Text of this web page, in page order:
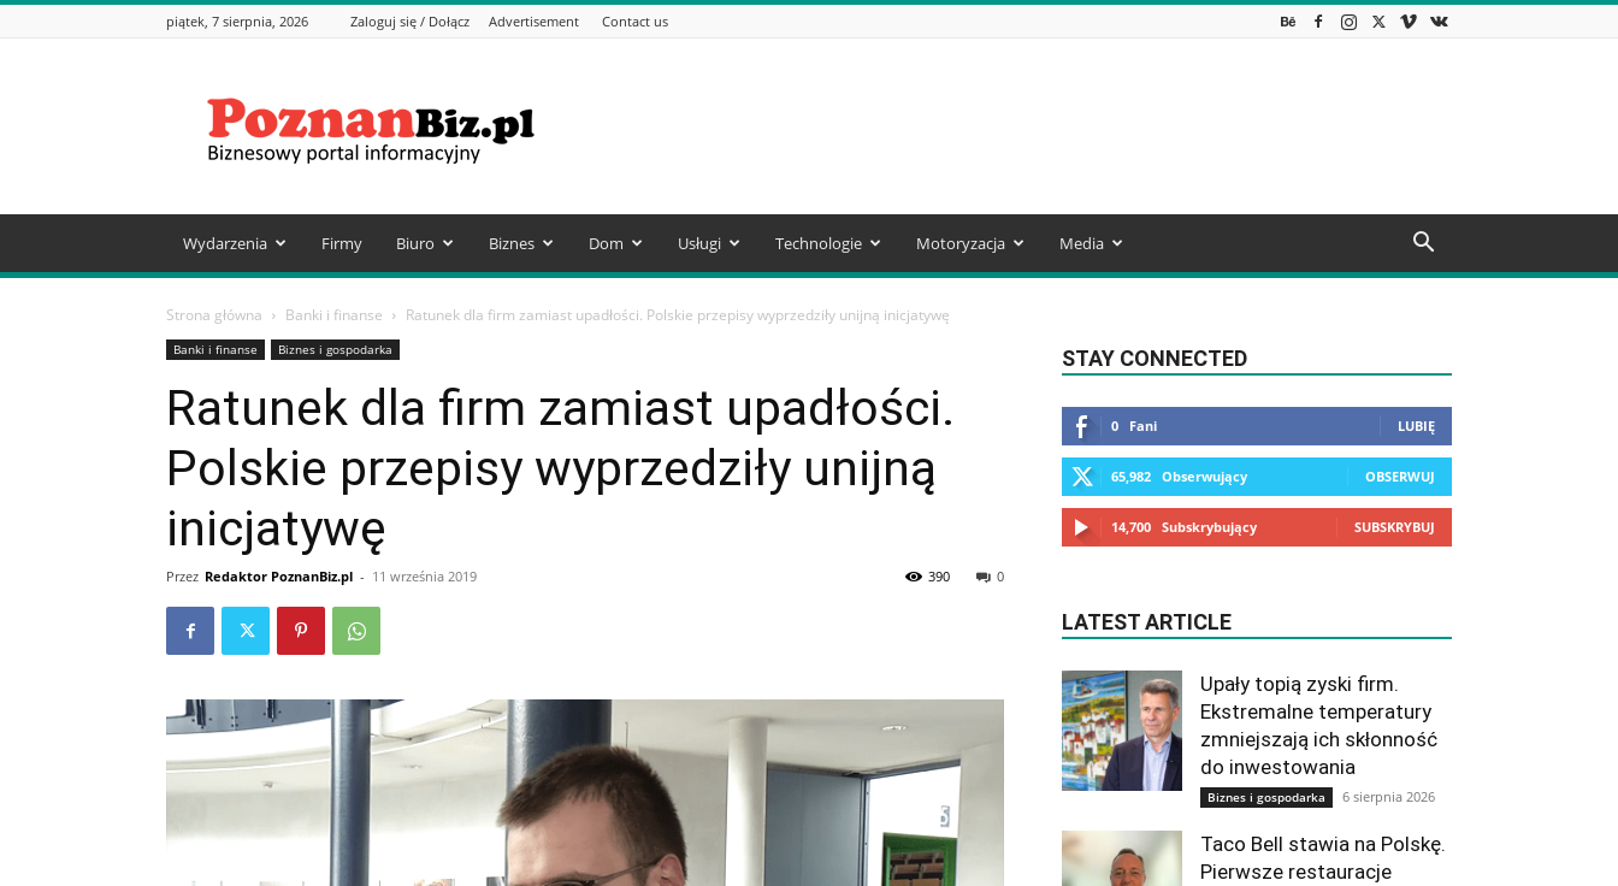
piątek, 7 sierpnia, 2026 Zaloguj się / Dołącz Advertisement Contact us
–
Informacje
biznesowe
Wydarzenia Firmy Biuro Biznes Dom Usługi Technologie Motoryzacja Media
Strona główna Banki i finanse Ratunek dla firm zamiast upadłości. Polskie przepisy wyprzedziły unijną inicjatywę
Banki i finanse Biznes i gospodarka
Ratunek dla firm zamiast upadłości.
Polskie przepisy wyprzedziły unijną
inicjatywę
Przez Redaktor PoznanBiz.pl - 11 września 2019 0
390
STAY CONNECTED
0 Fani LUBIĘ
65,982 Obserwujący OBSERWUJ
14,700 Subskrybujący SUBSKRYBUJ
LATEST ARTICLE
Upały topią zyski firm.
Ekstremalne temperatury
zmniejszają ich skłonność
do inwestowania
Biznes i gospodarka 6 sierpnia 2026
Taco Bell stawia na Polskę.
Pierwsze restauracje